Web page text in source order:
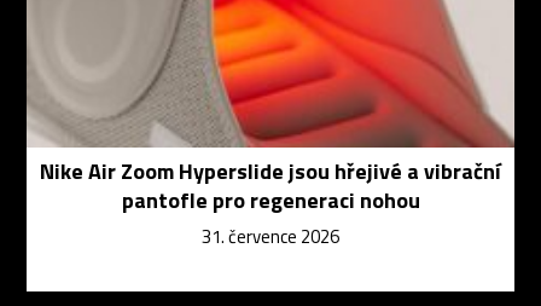
Nike Air Zoom Hyperslide jsou hřejivé a vibrační
pantofle pro regeneraci nohou
31. července 2026